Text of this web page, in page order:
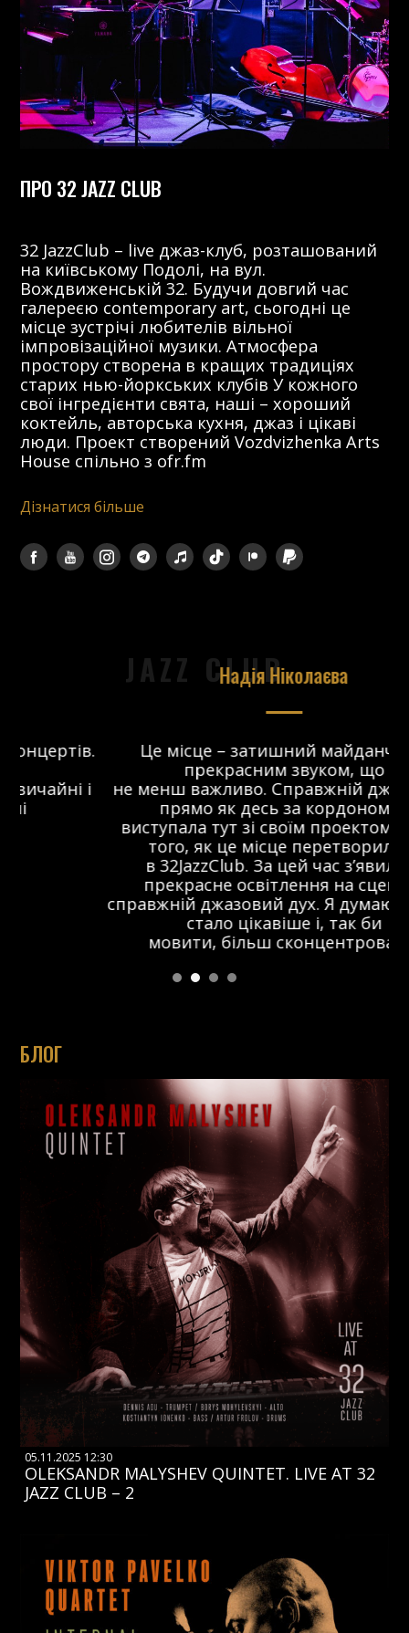
ПРО 32 JAZZ CLUB
32 JazzClub – live джаз-клуб, розташований
на київському Подолі, на вул.
Вождвиженській 32. Будучи довгий час
галереєю contemporary art, сьогодні це
місце зустрічі любителів вільної
імпровізаційної музики. Атмосфера
простору створена в кращих традиціях
старих нью-йоркських клубів У кожного
свої інгредієнти свята, наші – хороший
коктейль, авторська кухня, джаз і цікаві
люди. Проект створений Vozdvizhenka Arts
House спільно з ofr.fm
Дізнатися більше
JAZZ CLUB
Надія Ніколаєва
Це місце – затишний майданчик з
прекрасним звуком, що
не менш важливо. Справжній джаз-клуб,
прямо як десь за кордоном. Я
виступала тут зі своїм проектом ще до
того, як це місце перетворилося
в 32JazzClub. За цей час з’явилося
прекрасне освітлення на сцені та
справжній джазовий дух. Я думаю, що тут
стало цікавіше і, так би
мовити, більш сконцентровано.
БЛОГ
05.11.2025 12:30
OLEKSANDR MALYSHEV QUINTET. LIVE AT 32
JAZZ CLUB – 2